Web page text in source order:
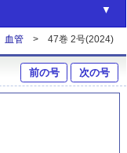
血管 47巻 2号(2024)
前の号 次の号